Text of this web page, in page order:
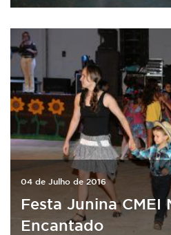
04 de Julho de 2016
Festa Junina CMEI
Encantado